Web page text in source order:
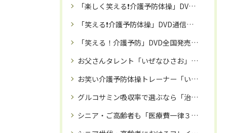
「楽しく笑える❗️介護予防体操」DVDが、日本全国のデイサービス等の高齢者施設で話題に‼️
「笑える❗️介護予防体操」DVD通信販売🌈：専門家監修で安心
「笑える！介護予防」DVD全国発売中㊗️‼️リハビリ職として１０年以上キャリアのある「いぜなひさお」がお届けする、座ってできる約３０分体操✨大きく見やすい字幕付きDVD🌸レク教材にも👍
お父さんタレント「いぜなひさお」氏🌈介護予防活動・家族に向けた応援歌も歌う歌手活動・マルチタレントの「いぜなひさお」氏が大ブレイク中✨‼️
お笑い介護予防体操トレーナー「いぜなひさお」氏による、「笑える❗️介護予防体操教室」が沖縄で大盛況🌺
グルコサミン吸収率で選ぶなら「治療院サプリ」🌺専門家も絶賛サプリ❗️
シニア・ご高齢者も「医療費一律３割負担」目前か⁉️だったら健康寿命を延ばすしかない‼️座ってできる３０分体操🌸DVD「笑える❗️介護予防体操」全国販売中🌸